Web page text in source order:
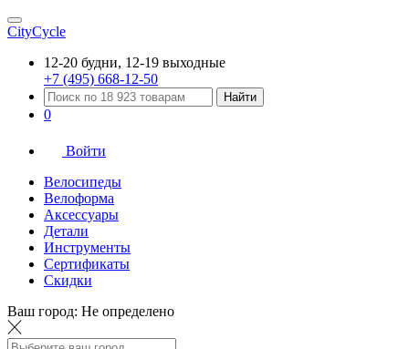
CityCycle
12-20 будни, 12-19 выходные
+7 (495) 668-12-50
Найти
0
Войти
Велосипеды
Велоформа
Аксессуары
Детали
Инструменты
Сертификаты
Скидки
Ваш город: Не определено